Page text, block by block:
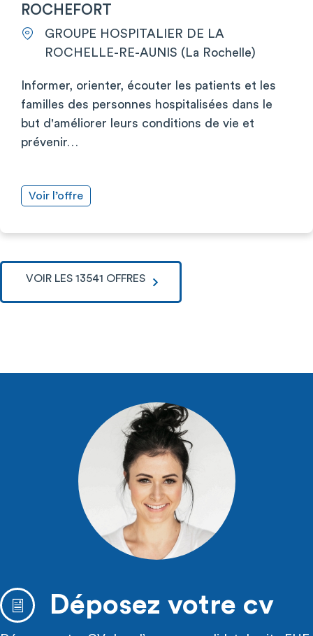
ROCHEFORT
GROUPE HOSPITALIER DE LA
ROCHELLE-RE-AUNIS (La Rochelle)
Informer, orienter, écouter les patients et les
familles des personnes hospitalisées dans le
but d'améliorer leurs conditions de vie et
prévenir…
Voir l’offre
VOIR LES 13541 OFFRES
Déposez votre cv